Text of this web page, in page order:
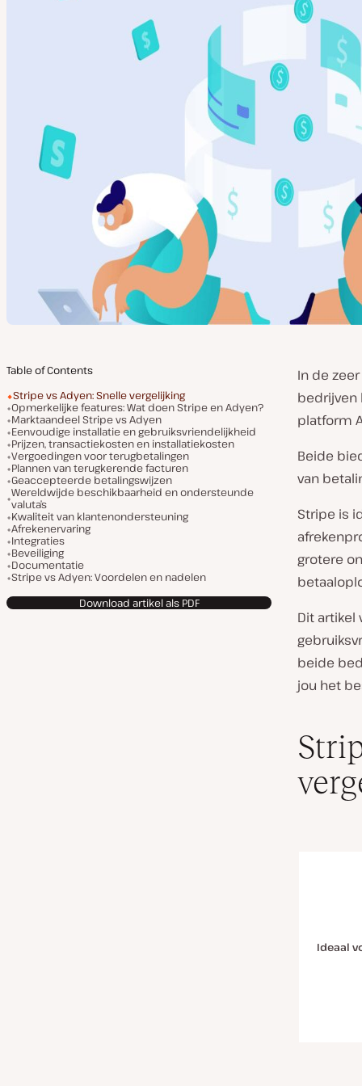
Table of Contents
Stripe vs Adyen: Snelle vergelijking
Opmerkelijke features: Wat doen Stripe en Adyen?
Marktaandeel Stripe vs Adyen
Eenvoudige installatie en gebruiksvriendelijkheid
Prijzen, transactiekosten en installatiekosten
Vergoedingen voor terugbetalingen
Plannen van terugkerende facturen
Geaccepteerde betalingswijzen
Wereldwijde beschikbaarheid en ondersteunde
valuta’s
Kwaliteit van klantenondersteuning
Afrekenervaring
Integraties
Beveiliging
Documentatie
Stripe vs Adyen: Voordelen en nadelen
Download artikel als PDF
In de
bedrijven
platform
Beide
van
Stripe is
grotere
Dit
beide
jou het
Ideaal